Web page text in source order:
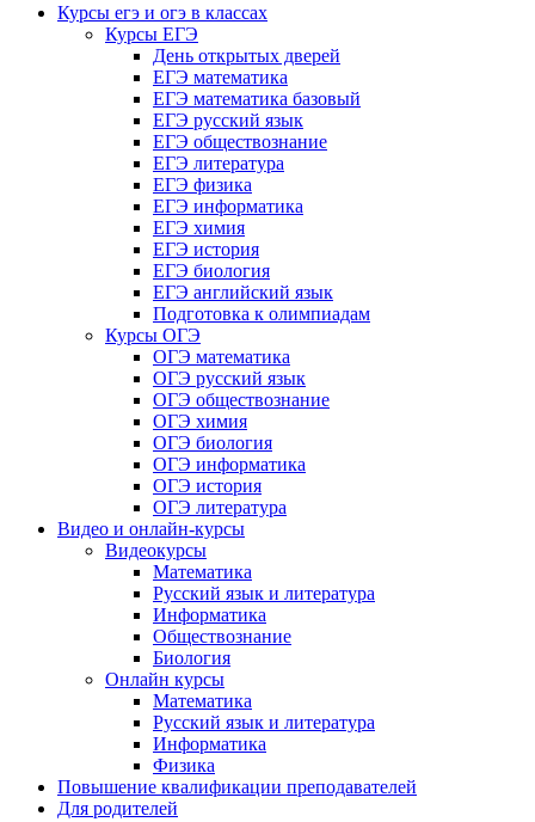
Курсы егэ и огэ в классах
Курсы ЕГЭ
День открытых дверей
ЕГЭ математика
ЕГЭ математика базовый
ЕГЭ русский язык
ЕГЭ обществознание
ЕГЭ литература
ЕГЭ физика
ЕГЭ информатика
ЕГЭ химия
ЕГЭ история
ЕГЭ биология
ЕГЭ английский язык
Подготовка к олимпиадам
Курсы ОГЭ
ОГЭ математика
ОГЭ русский язык
ОГЭ обществознание
ОГЭ химия
ОГЭ биология
ОГЭ информатика
ОГЭ история
ОГЭ литература
Видео и онлайн-курсы
Видеокурсы
Математика
Русский язык и литература
Информатика
Обществознание
Биология
Онлайн курсы
Математика
Русский язык и литература
Информатика
Физика
Повышение квалификации преподавателей
Для родителей